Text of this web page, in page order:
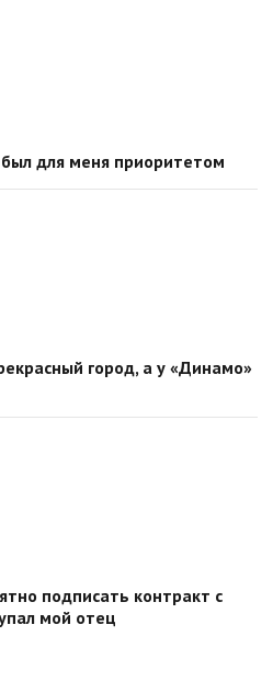
был для меня приоритетом
город, а у «Динамо»
подписать контракт с
мой отец